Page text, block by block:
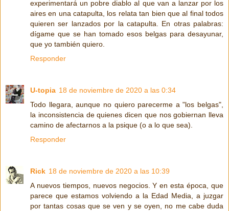
experimentará un pobre diablo al que van a lanzar por los
aires en una catapulta, los relata tan bien que al final todos
quieren ser lanzados por la catapulta. En otras palabras:
dígame que se han tomado esos belgas para desayunar,
que yo también quiero.
Responder
U-topia 18 de noviembre de 2020 a las 0:34
Todo llegara, aunque no quiero parecerme a "los belgas",
la inconsistencia de quienes dicen que nos gobiernan lleva
camino de afectarnos a la psique (o a lo que sea).
Responder
Rick 18 de noviembre de 2020 a las 10:39
A nuevos tiempos, nuevos negocios. Y en esta época, que
parece que estamos volviendo a la Edad Media, a juzgar
por tantas cosas que se ven y se oyen, no me cabe duda